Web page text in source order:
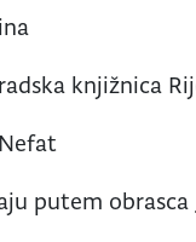
knjižnica
putem obrasca